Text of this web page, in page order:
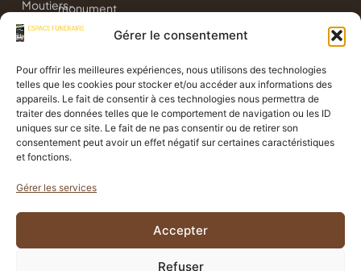
Gérer le consentement
Pour offrir les meilleures expériences, nous utilisons des technologies
telles que les cookies pour stocker et/ou accéder aux informations des
appareils. Le fait de consentir à ces technologies nous permettra de
traiter des données telles que le comportement de navigation ou les ID
uniques sur ce site. Le fait de ne pas consentir ou de retirer son
consentement peut avoir un effet négatif sur certaines caractéristiques
et fonctions.
Gérer les services
Accepter
Refuser
Moutiers-
les-
Mauxfaits
Jard-
sur-
Mer
monument
3D
de
fleurs
Avis
de
décès
Propulsé
par
graphique